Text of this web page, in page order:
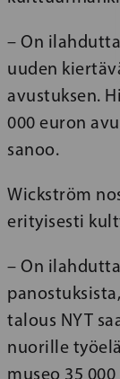
– On
uuden
avustuksen.
000 euron
sanoo.
Wickström
erityisesti
– On
talous NYT
nuorille
museo 35